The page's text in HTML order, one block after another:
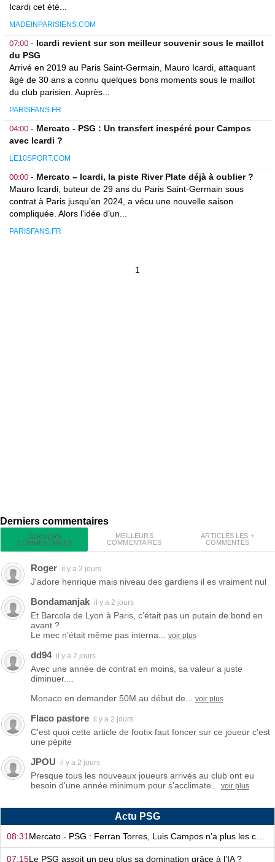
Icardi cet été...
MADEINPARISIENS.COM
07:00 - Icardi revient sur son meilleur souvenir sous le maillot
du PSG
Arrivé en 2019 au Paris Saint-Germain, Mauro Icardi, attaquant
âgé de 30 ans a connu quelques bons moments sous le maillot
du club parisien. Auprès...
PARISFANS.FR
04:00 - Mercato - PSG : Un transfert inespéré pour Campos
avec Icardi ?
LE10SPORT.COM
00:00 - Mercato – Icardi, la piste River Plate déjà à oublier ?
Mauro Icardi, buteur de 29 ans du Paris Saint-Germain sous
contrat à Paris jusqu’en 2024, a vécu une nouvelle saison
compliquée. Alors l’idée d’un...
PARISFANS.FR
1
Derniers commentaires
DERNIERS
COMMENTAIRES
MEILLEURS
COMMENTAIRES
ARTICLES LES +
COMMENTÉS
Roger il y a 2 jours
J'adore henrique mais niveau des gardiens il es vraiment nul
Bondamanjak il y a 2 jours
Et Barcola de Lyon à Paris, c’était pas un putain de bond en
avant ?
Le mec n’était même pas interna...
voir plus
dd94 il y a 2 jours
Avec une année de contrat en moins, sa valeur a juste
diminuer....
Monaco en demander 50M au début de...
voir plus
Flaco pastore il y a 2 jours
C'est quoi cette article de footix faut foncer sur ce joueur c'est
une pépite
JPOU il y a 2 jours
Presque tous les nouveaux joueurs arrivés au club ont eu
besoin d'une année minimum pour s'acclimate...
voir plus
Actu PSG
08:31
07:15Le PSG assoit un peu plus sa domination grâce à l’IA ?